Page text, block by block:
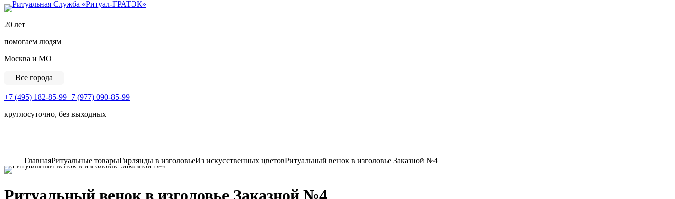
20 лет
помогаем людям
Москва и МО
Все города
+7 (495) 182-85-99+7 (977) 090-85-99
круглосуточно, без выходных
ГлавнаяРитуальные товарыГирлянды в изголовьеИз искусственных цветовРитуальный венок в изголовье Заказной №4